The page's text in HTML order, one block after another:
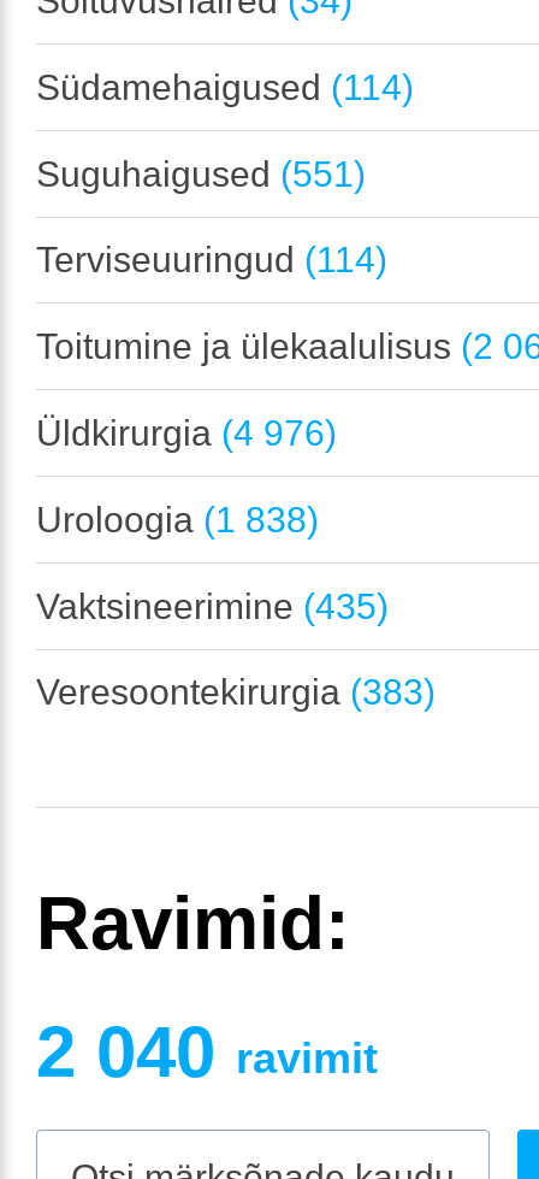
Südamehaigused (114)
Suguhaigused (551)
Terviseuuringud (114)
Toitumine ja ülekaalulisus (2
Üldkirurgia (4 976)
Uroloogia (1 838)
Vaktsineerimine (435)
Veresoontekirurgia (383)
Ravimid:
2 040 ravimit